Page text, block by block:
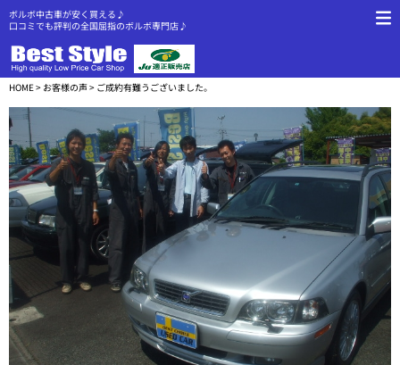
ボルボ中古車が安く買える♪
口コミでも評判の全国屈指のボルボ専門店♪
HOME> お客様の声> ご成約有難うございました。